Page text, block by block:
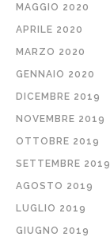
MAGGIO 2020
APRILE 2020
MARZO 2020
GENNAIO 2020
DICEMBRE 2019
NOVEMBRE 2019
OTTOBRE 2019
SETTEMBRE 2019
AGOSTO 2019
LUGLIO 2019
GIUGNO 2019